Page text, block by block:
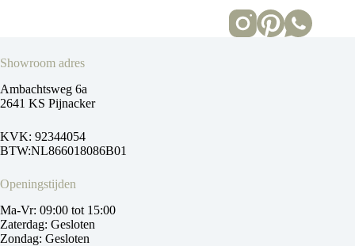
Showroom adres
Ambachtsweg 6a
2641 KS Pijnacker
KVK: 92344054
BTW:NL866018086B01
Openingstijden
Ma-Vr: 09:00 tot 15:00
Zaterdag: Gesloten
Zondag: Gesloten